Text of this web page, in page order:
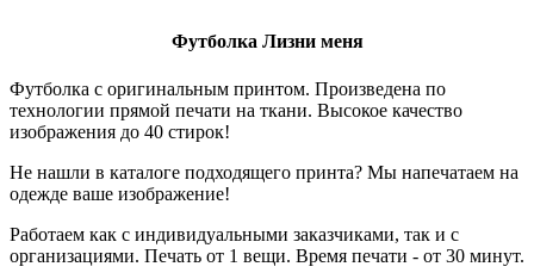
Футболка Лизни меня
Футболка с оригинальным принтом. Произведена по
технологии прямой печати на ткани. Высокое качество
изображения до 40 стирок!
Не нашли в каталоге подходящего принта? Мы напечатаем на
одежде ваше изображение!
Работаем как с индивидуальными заказчиками, так и с
организациями. Печать от 1 вещи. Время печати - от 30 минут.